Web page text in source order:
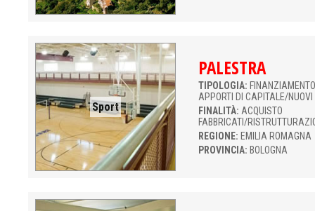
Sport
PALESTRA
TIPOLOGIA:
APPORTI DI CAPITALE/NUOVI
FINALITÀ: ACQUISTO
FABBRICATI/
REGIONE: EMILIA ROMAGNA
PROVINCIA: BOLOGNA